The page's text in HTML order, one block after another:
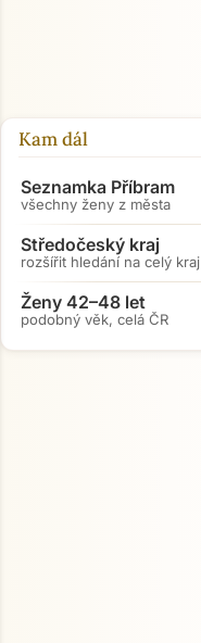
Kam dál
Seznamka Příbram
všechny ženy z města
Středočeský kraj
rozšířit hledání na celý kraj
Ženy 42–48 let
podobný věk, celá ČR